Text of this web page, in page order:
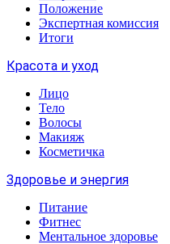
Положение
Экспертная комиссия
Итоги
Красота и уход
Лицо
Тело
Волосы
Макияж
Косметичка
Здоровье и энергия
Питание
Фитнес
Ментальное здоровье